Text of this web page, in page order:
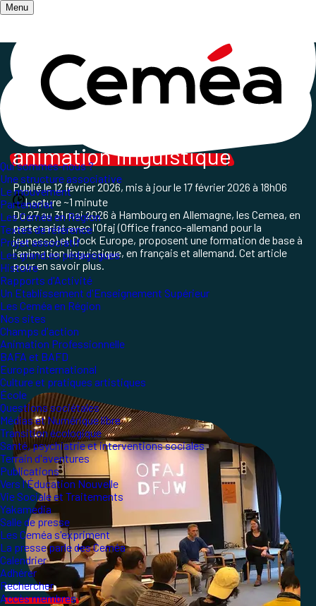
Menu
Qui sommes-nous ?
Une structure associative
Le mouvement
Partenariat
Les Ceméa en Région
Textes de référence
Projet associatif
Les grand.es pédagogues
Histoire
Rapports d'Activité
Un Etablissement d'Enseignement Supérieur
Les Ceméa en Région
Nos sites
Champs d'action
Animation Professionnelle
BAFA et BAFD
Europe international
Culture et pratiques artistiques
École
Questions sociétales
Médias et Numérique libre
Transition écologique
Santé, psychiatrie et interventions sociales
Terrain d'aventures
Publications
Vers l'Éducation Nouvelle
Vie Sociale et Traitements
Yakamedia
Salle de presse
Les Ceméa s'expriment
La presse parle des Ceméa
Calendrier
Adhérer
Rechercher
Accès membres
Accueil/ Qui sommes-nous ? / Les Ceméa en Région
Formation à Hambourg
animation linguistique
Publié le12 février 2026, mis à jour le17 février 2026 à 18h06
Lecture ~1 minute
Du 27 au 31 mai 2026 à Hambourg en Allemagne, les Cemea, en
partenariat avec l'Ofaj (Office franco-allemand pour la
jeunesse) et Dock Europe, proposent une formation de base à
l'animation linguistique, en français et allemand. Cet article
pour en savoir plus.